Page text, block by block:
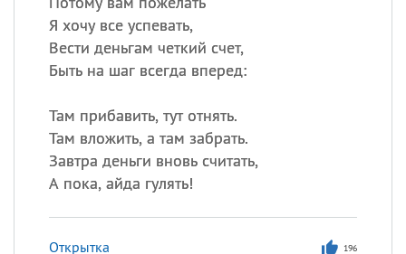
Я хочу все успевать,
Вести деньгам четкий счет,
Быть на шаг всегда вперед:
Там прибавить, тут отнять.
Там вложить, а там забрать.
Завтра деньги вновь считать,
А пока, айда гулять!
Открытка 196